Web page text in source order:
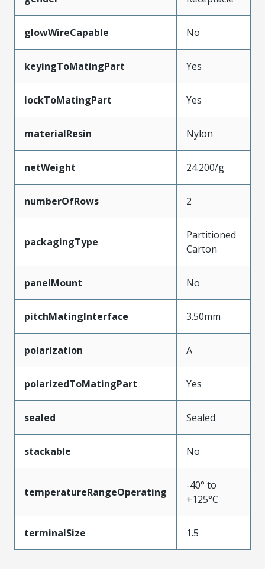
glowWireCapable No
keyingToMatingPart Yes
lockToMatingPart Yes
materialResin Nylon
netWeight 24.200/g
numberOfRows 2
packagingType
Partitioned
Carton
panelMount No
pitchMatingInterface 3.50mm
polarization A
polarizedToMatingPart Yes
sealed Sealed
stackable No
temperatureRangeOperating
-40° to
+125°C
terminalSize 1.5